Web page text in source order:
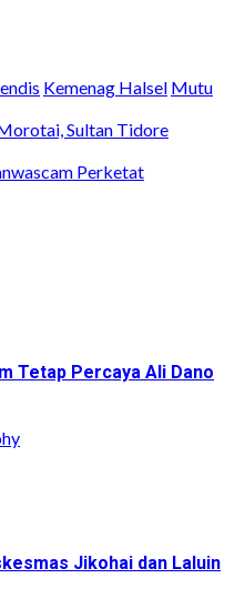
Kemenag Halsel Mutu
Sultan Tidore
Perketat
Tetap Percaya Ali Dano
Jikohai dan Laluin